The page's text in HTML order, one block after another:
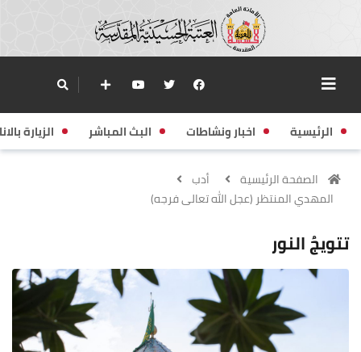
الرئيسية اخبار ونشاطات البث المباشر الزيارة
الصفحة الرئيسية
أدب
المهدي المنتظر (عجل الله تعالى فرجه)
تتويجُ النور